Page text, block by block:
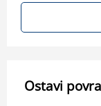
Ostavi